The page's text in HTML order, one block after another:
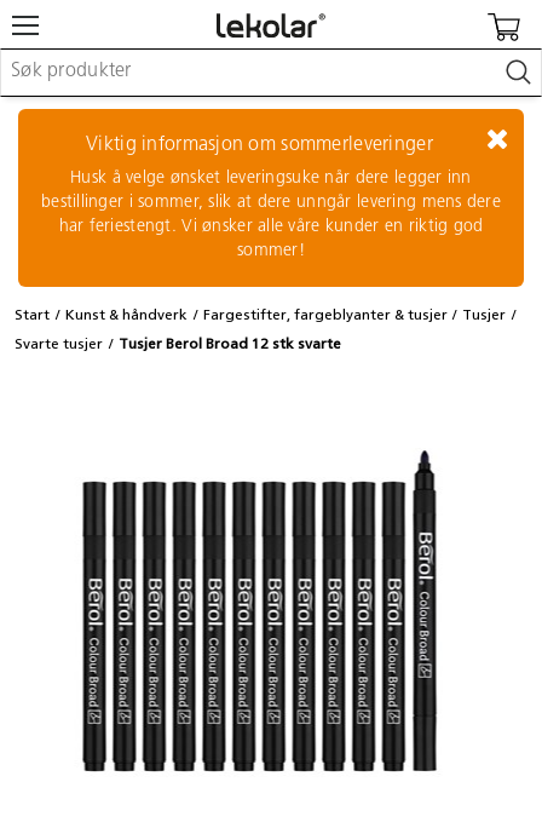
Lekeplassutstyr & utemiljø
Kunst & håndverk
Leker & sykler
Pedagogisk materiell
Barnevogner & småbarnsutstyr
Logge inn / registrere meg
Viktig informasjon om sommerleveringer
Husk å velge ønsket leveringsuke når dere legger inn
bestillinger i sommer, slik at dere unngår levering mens dere
har feriestengt. Vi ønsker alle våre kunder en riktig god
sommer!
Start Kunst & håndverk Fargestifter, fargeblyanter & tusjer
Tusjer
Svarte tusjer
Tusjer Berol Broad 12 stk svarte